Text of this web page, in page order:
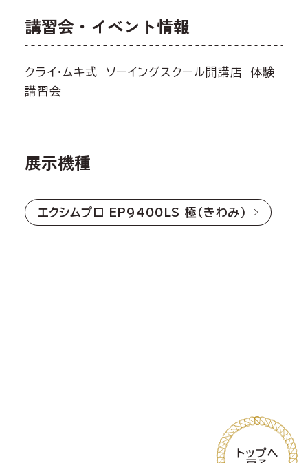
講習会・イベント情報
クライ・ムキ式 ソーイングスクール開講店 体験
講習会
展示機種
エクシムプロ EP9400LS 極（きわみ）